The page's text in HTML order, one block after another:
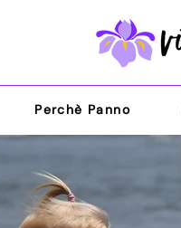
Perchè Panno